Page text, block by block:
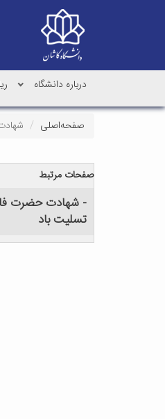
درباره دانشگاه
صفحه‌اصلی
صفحات مرتبط
- شهادت حضرت
تسلیت باد